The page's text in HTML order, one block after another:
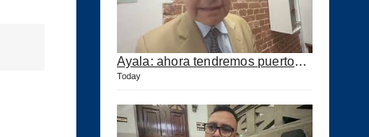
Ayala: ahora tendremos puertos eficientes y seguros con esta ley aprobada
Today